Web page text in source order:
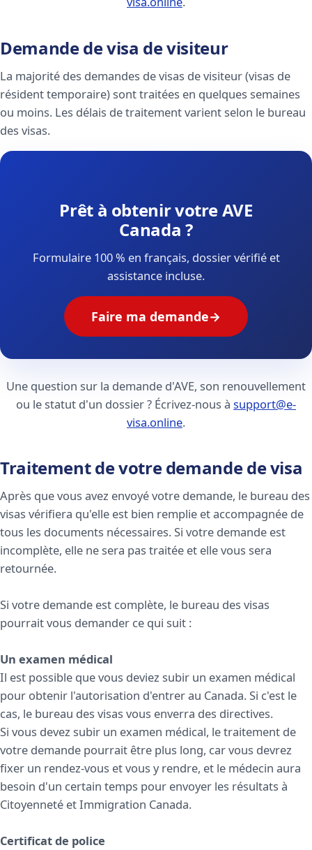
Demande de visa de visiteur
La majorité des demandes de visas de visiteur (visas de
résident temporaire) sont traitées en quelques semaines
ou moins. Les délais de traitement varient selon le bureau
des visas.
Prêt à obtenir votre AVE
Canada ?
Formulaire 100 % en français, dossier vérifié et
assistance incluse.
Faire ma demande→
Une question sur la demande d'AVE, son renouvellement
ou le statut d'un dossier ? Écrivez-nous à support@e-
visa.online.
Traitement de votre demande de visa
Après que vous avez envoyé votre demande, le bureau des
visas vérifiera qu'elle est bien remplie et accompagnée de
tous les documents nécessaires. Si votre demande est
incomplète, elle ne sera pas traitée et elle vous sera
retournée.
Si votre demande est complète, le bureau des visas
pourrait vous demander ce qui suit :
Un examen médical
Il est possible que vous deviez subir un examen médical
pour obtenir l'autorisation d'entrer au Canada. Si c'est le
cas, le bureau des visas vous enverra des directives.
Si vous devez subir un examen médical, le traitement de
votre demande pourrait être plus long, car vous devrez
fixer un rendez-vous et vous y rendre, et le médecin aura
besoin d'un certain temps pour envoyer les résultats à
Citoyenneté et Immigration Canada.
Certificat de police